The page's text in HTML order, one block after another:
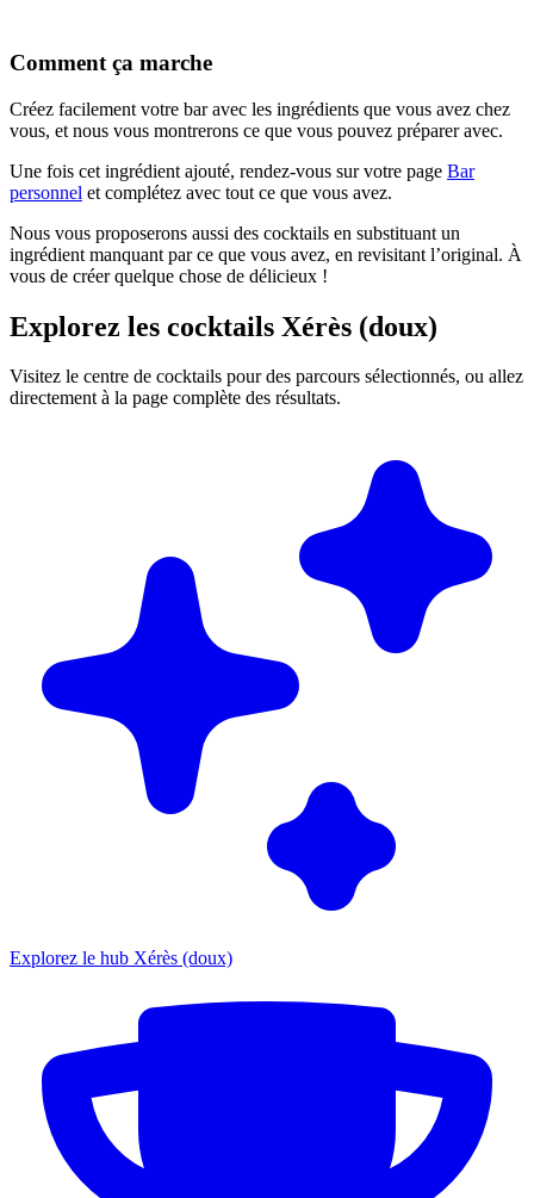
Comment ça marche
Créez facilement votre bar avec les ingrédients que vous avez chez
vous, et nous vous montrerons ce que vous pouvez préparer avec.
Une fois cet ingrédient ajouté, rendez-vous sur votre page Bar
personnel et complétez avec tout ce que vous avez.
Nous vous proposerons aussi des cocktails en substituant un
ingrédient manquant par ce que vous avez, en revisitant l’original. À
vous de créer quelque chose de délicieux !
Explorez les cocktails Xérès (doux)
Visitez le centre de cocktails pour des parcours sélectionnés, ou allez
directement à la page complète des résultats.
Explorez le hub Xérès (doux)